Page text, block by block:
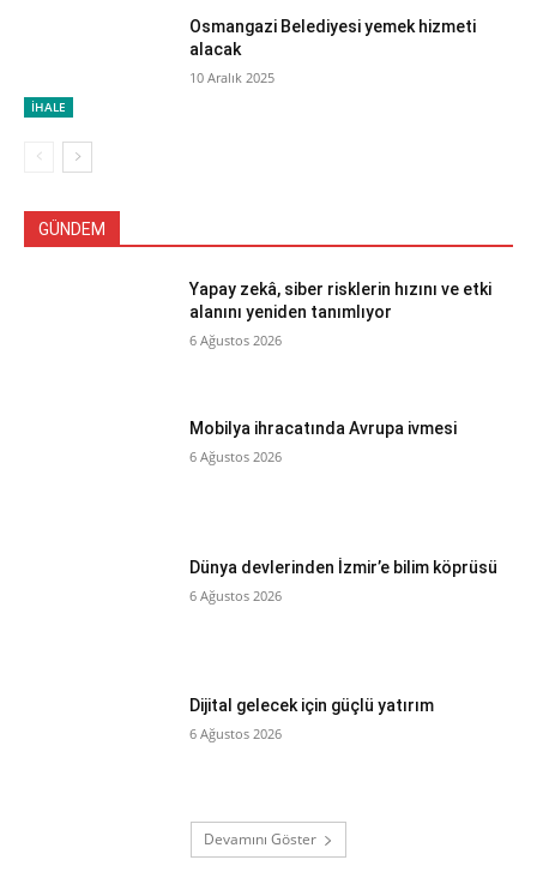
İHALE
Osmangazi Belediyesi yemek hizmeti
alacak
10 Aralık 2025
GÜNDEM
Yapay zekâ, siber risklerin hızını ve etki
alanını yeniden tanımlıyor
6 Ağustos 2026
Mobilya ihracatında Avrupa ivmesi
6 Ağustos 2026
Dünya devlerinden İzmir’e bilim köprüsü
6 Ağustos 2026
Dijital gelecek için güçlü yatırım
6 Ağustos 2026
Devamını Göster